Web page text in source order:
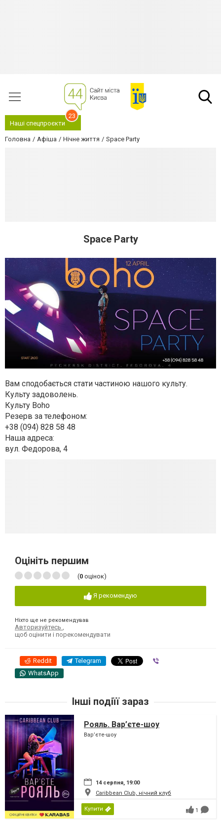
Наші спецпроєкти
23
Головна Афіша Нічне життя Space Party
Space Party
Вам сподобається стати частиною нашого культу.
Культу задоволень.
Культу Boho⠀
Резерв за телефоном:
+38 (094) 828 58 48
Наша адреса:
вул. Федорова, 4
Оцініть першим
(0 оцінок)
Я рекомендую
Ніхто ще не рекомендував
Авторизуйтесь
щоб оцінити і порекомендувати
Reddit Telegram
WhatsApp
Інші подіїї зараз
Рояль. Вар’єте-шоу
Вар’єте-шоу
14 серпня, 19:00
Caribbean Club, нічний клуб
Купити 1